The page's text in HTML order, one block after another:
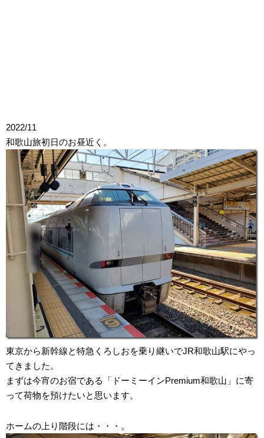
2022/11
和歌山旅初日のお昼近く。
東京から新幹線と特急くろしおを乗り継いでJR和歌山駅にやっ
てきました。
まずは今宵のお宿である「ドーミーインPremium和歌山」に寄
って荷物を預けたいと思います。
ホームの上り階段には・・・。